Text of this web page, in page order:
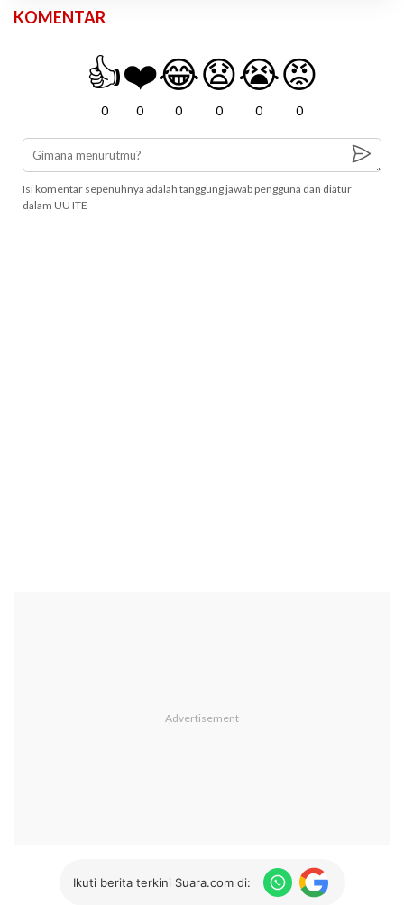
KOMENTAR
👍
0
❤️
0
😂
0
😧
0
😭
0
😡
0
Isi komentar sepenuhnya adalah tanggung jawab pengguna dan diatur
dalam UU ITE
Ikuti berita terkini Suara.com di: